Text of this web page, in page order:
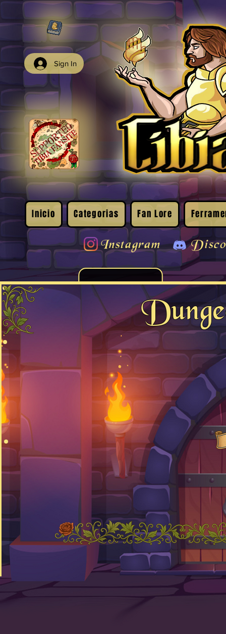
Sign In
Inicio Categorias Fan Lore
Instagram